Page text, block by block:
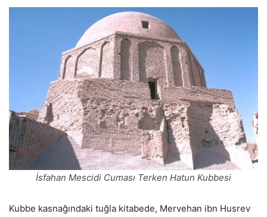
İsfahan Mescidi Cuması Terken Hatun Kubbesi
Kubbe kasnağındaki tuğla kitabede, Mervehan ibn Husrev